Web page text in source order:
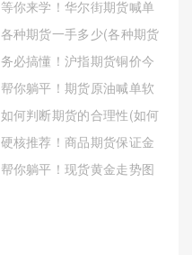
等你来学！华尔街期货喊单
直播间(实时交易信号与市场
分析的高效平台)
各种期货一手多少(各种期货
一手多少钱)
务必搞懂！沪指期货铜价今
日(全球经济复苏态势良好)
帮你躺平！期货原油喊单软
件(原油期货喊单平台)
如何判断期货的合理性(如何
判断期货的合理性和可靠性)
硬核推荐！商品期货保证金
(商品期货保证金可以调低么)
帮你躺平！现货黄金走势图